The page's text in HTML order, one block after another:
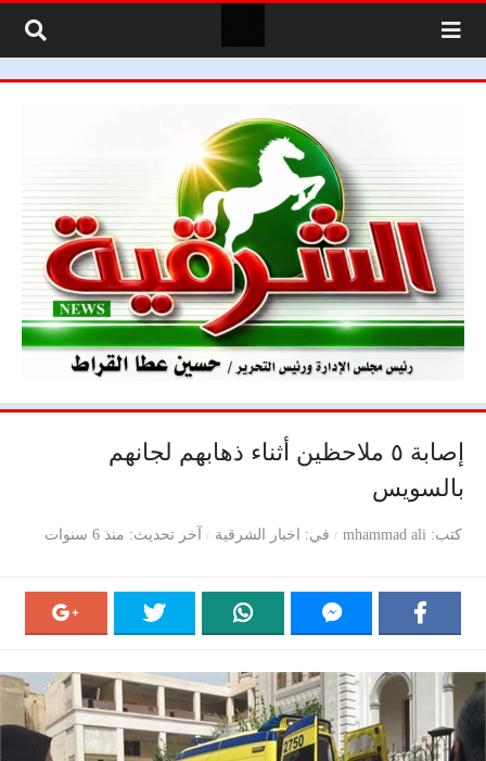
إصابة ٥ ملاحظين أثناء ذهابهم لجانهم
بالسويس
كتب mhammad ali في اخبار الشرقية آخر تحديث منذ 6 سنوات